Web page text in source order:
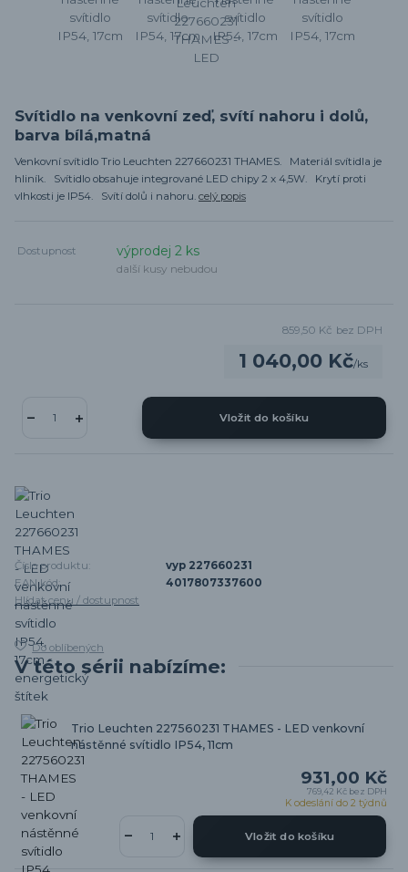
Svítidlo na venkovní zeď, svítí nahoru i dolů,
barva bílá,matná
Venkovní svítidlo Trio Leuchten 227660231 THAMES. Materiál svítidla je
hliník. Svítidlo obsahuje integrované LED chipy 2 x 4,5W. Krytí proti
vlhkosti je IP54. Svítí dolů i nahoru. celý popis
Dostupnost výprodej 2 ks
další kusy nebudou
1 040,00 Kč/ks
859,50 Kč bez DPH
Vložit do košíku
Číslo produktu:
vyp 227660231
EAN kód:
4017807337600
Hlídat cenu / dostupnost
Do oblíbených
V této sérii nabízíme:
Trio Leuchten 227560231 THAMES - LED venkovní
nástěnné svítidlo IP54, 11cm
931,00 Kč
769,42 Kč bez DPH
K odeslání do 2 týdnů
Vložit do košíku